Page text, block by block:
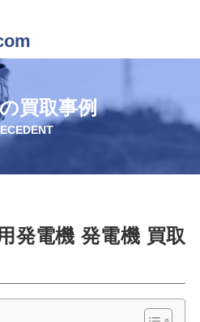
買取事例
発電機 発電機 買取